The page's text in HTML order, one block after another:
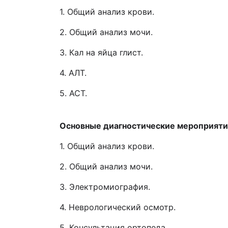
1. Общий анализ крови.
2. Общий анализ мочи.
3. Кал на яйца глист.
4. АЛТ.
5. АСТ.
Основные диагностические
1. Общий анализ крови.
2. Общий анализ мочи.
3. Электромиография.
4. Неврологический осмотр.